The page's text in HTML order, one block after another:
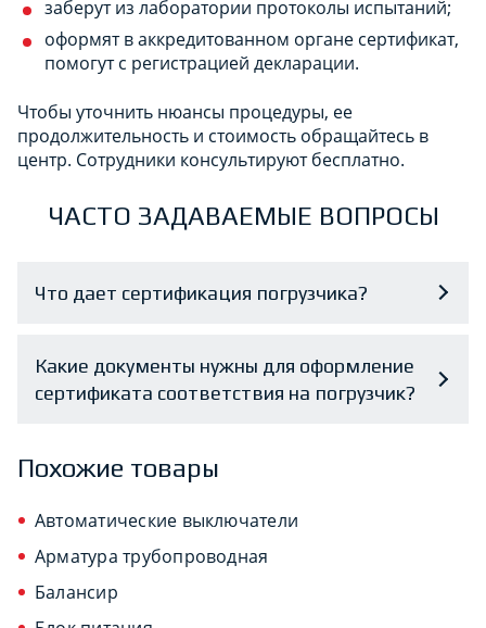
заберут из лаборатории протоколы испытаний;
оформят в аккредитованном органе сертификат,
помогут с регистрацией декларации.
Чтобы уточнить нюансы процедуры, ее
продолжительность и стоимость обращайтесь в
центр. Сотрудники консультируют бесплатно.
ЧАСТО ЗАДАВАЕМЫЕ ВОПРОСЫ
Что дает сертификация погрузчика?
Какие документы нужны для оформление
сертификата соответствия на погрузчик?
Похожие товары
Автоматические выключатели
Арматура трубопроводная
Балансир